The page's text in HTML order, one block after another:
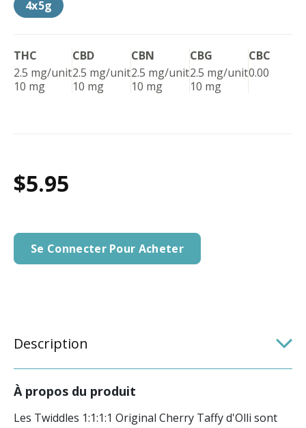
4x5g
THC
2.5 mg/unit
10 mg
CBD
2.5 mg/unit
10 mg
CBN
2.5 mg/unit
10 mg
CBG
2.5 mg/unit
10 mg
CBC
0.00
$5.95
Se Connecter Pour Acheter
Description
À propos du produit
Les Twiddles 1:1:1:1 Original Cherry Taffy d'Olli sont